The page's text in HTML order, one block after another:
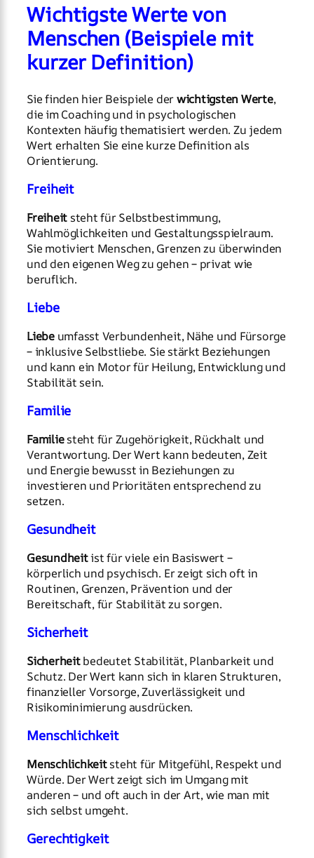
Wichtigste Werte von
Menschen (Beispiele mit
kurzer Definition)
Sie finden hier Beispiele derwichtigsten Werte,
die im Coaching und in psychologischen
Kontexten häufig thematisiert werden. Zu jedem
Wert erhalten Sie eine kurze Definition als
Orientierung.
Freiheit
Freiheit steht für Selbstbestimmung,
Wahlmöglichkeiten und Gestaltungsspielraum.
Sie motiviert Menschen, Grenzen zu überwinden
und den eigenen Weg zu gehen – privat wie
beruflich.
Liebe
Liebeumfasst Verbundenheit, Nähe und Fürsorge
– inklusive Selbstliebe. Sie stärkt Beziehungen
und kann ein Motor für Heilung, Entwicklung und
Stabilität sein.
Familie
Familiesteht für Zugehörigkeit, Rückhalt und
Verantwortung. Der Wert kann bedeuten, Zeit
und Energie bewusst in Beziehungen zu
investieren und Prioritäten entsprechend zu
setzen.
Gesundheit
Gesundheitist für viele ein Basiswert –
körperlich und psychisch. Er zeigt sich oft in
Routinen, Grenzen, Prävention und der
Bereitschaft, für Stabilität zu sorgen.
Sicherheit
Sicherheitbedeutet Stabilität, Planbarkeit und
Schutz. Der Wert kann sich in klaren Strukturen,
finanzieller Vorsorge, Zuverlässigkeit und
Risikominimierung ausdrücken.
Menschlichkeit
Menschlichkeitsteht für Mitgefühl, Respekt und
Würde. Der Wert zeigt sich im Umgang mit
anderen – und oft auch in der Art, wie man mit
sich selbst umgeht.
Gerechtigkeit